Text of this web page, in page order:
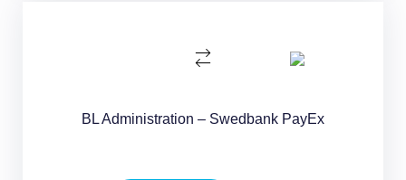
BL Administration – Swedbank PayEx